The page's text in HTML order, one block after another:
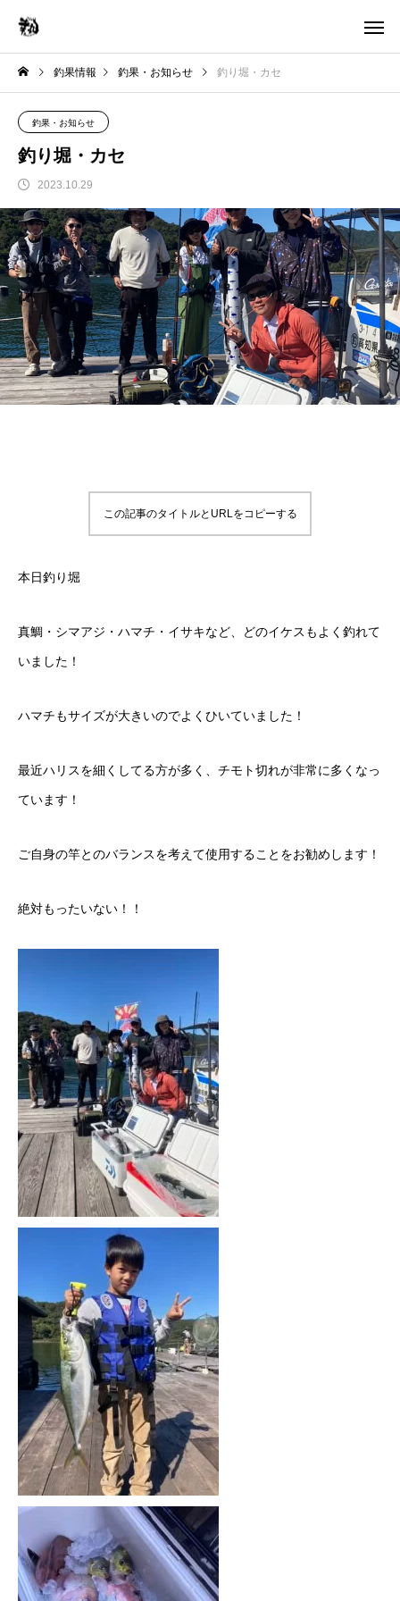
釣果情報 釣果・お知らせ 釣り堀・カセ
釣果・お知らせ
釣り堀・カセ
2023.10.29
この記事のタイトルとURLをコピーする
本日釣り堀
真鯛・シマアジ・ハマチ・イサキなど、どのイケスもよく釣れて
いました！
ハマチもサイズが大きいのでよくひいていました！
最近ハリスを細くしてる方が多く、チモト切れが非常に多くなっ
ています！
ご自身の竿とのバランスを考えて使用することをお勧めします！
絶対もったいない！！